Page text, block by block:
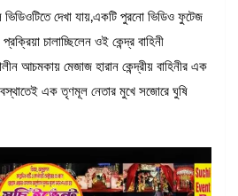
ভিডিওটিতে দেখা যায়,একটি পুরনো ভিডিও ফুটেজ
চালাচ্ছিলেন ওই কেন্দ্র বাহিনী
আচমকায় মেজাজ হারান কেন্দ্রীয় বাহিনীর এক
এক তৃণমূল নেতার মুখে সজোরে ঘুষি